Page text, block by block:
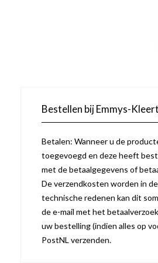
Bestellen bij Emmys-
Betalen: Wanneer u de
toegevoegd en deze heeft
met de betaalgegevens of
De verzendkosten worden in
technische redenen kan dit
de e-mail met het
uw bestelling (indien alles op
PostNL verzenden.